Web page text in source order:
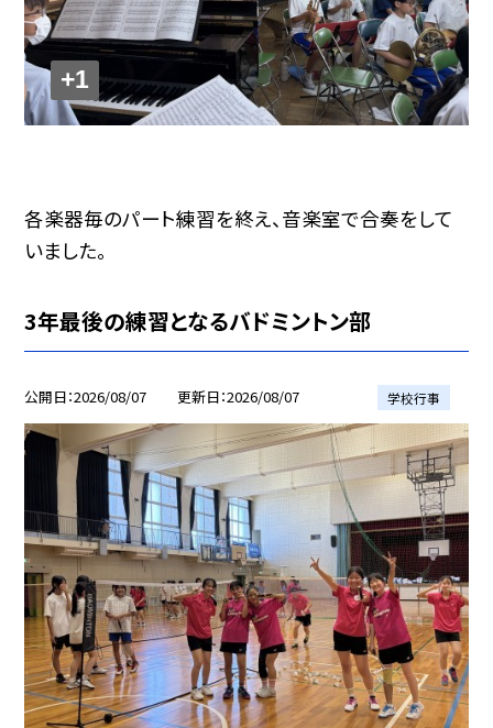
+1
各楽器毎のパート練習を終え、音楽室で合奏をして
いました。
3年最後の練習となるバドミントン部
公開日 2026/08/07 更新日 2026/08/07 学校行事